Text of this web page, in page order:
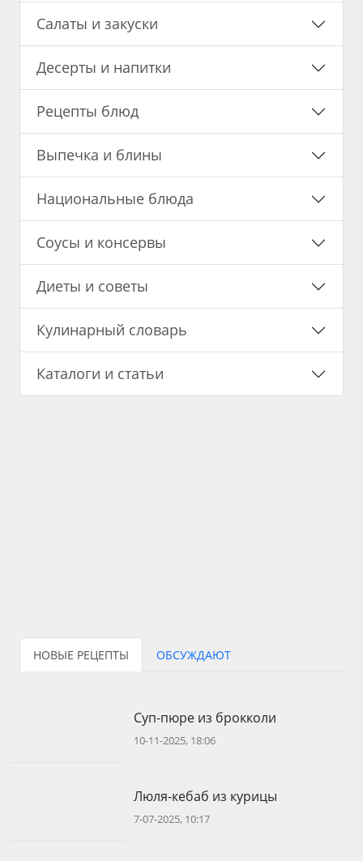
Салаты и закуски
Десерты и напитки
Рецепты блюд
Выпечка и блины
Национальные блюда
Соусы и консервы
Диеты и советы
Кулинарный словарь
Каталоги и статьи
НОВЫЕ РЕЦЕПТЫ ОБСУЖДАЮТ
Суп-пюре из брокколи
10-11-2025, 18:06
Люля-кебаб из курицы
7-07-2025, 10:17